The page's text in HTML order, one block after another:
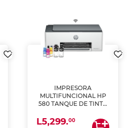
IMPRESORA
MULTIFUNCIONAL HP
580 TANQUE DE TINTA
ESCANEA)
L5,299.00